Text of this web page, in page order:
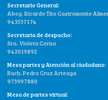
Secretario General:
Abog. Ricardo Tito Castromonte
943537174
Secretaria de despacho:
Sra. Violeta Cerna
942019892
Mesa partes y Atención al ciudadano:
Bach. Pedro Cruz Arteaga
973997880
Mesa de partes virtual: